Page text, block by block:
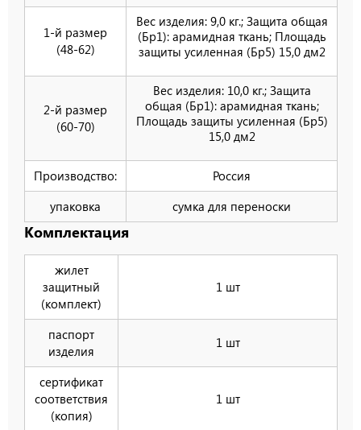
1-й размер
(48-62)
Вес изделия: 9,0 кг.; Защита общая
(Бр1): арамидная ткань; Площадь
защиты усиленная (Бр5) 15,0 дм2
2-й размер
(60-70)
Вес изделия: 10,0 кг.; Защита
общая (Бр1): арамидная ткань;
Площадь защиты усиленная (Бр5)
15,0 дм2
Производство:
Россия
упаковка
сумка для переноски
Комплектация
жилет
защитный
(комплект)
1 шт
паспорт
изделия
1 шт
сертификат
соответствия
(копия)
1 шт